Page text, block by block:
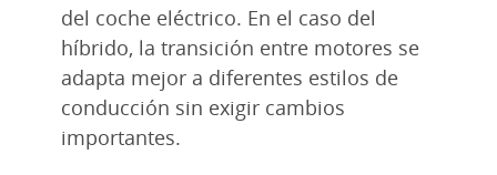
del coche eléctrico. En el caso del
híbrido, la transición entre motores se
adapta mejor a diferentes estilos de
conducción sin exigir cambios
importantes.